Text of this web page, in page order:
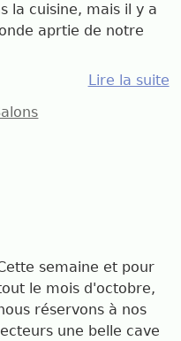
la cuisine, mais il y a
aprtie de notre
Lire la suite
semaine et pour
le mois d'octobre,
réservons à nos
une belle cave